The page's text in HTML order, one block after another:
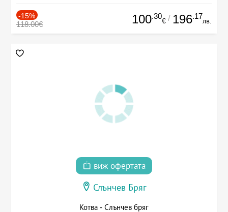
-15%
118.00€ 100.30
€ / 196.17
лв.
виж офертата
Слънчев Бряг
Котва - Слънчев бряг